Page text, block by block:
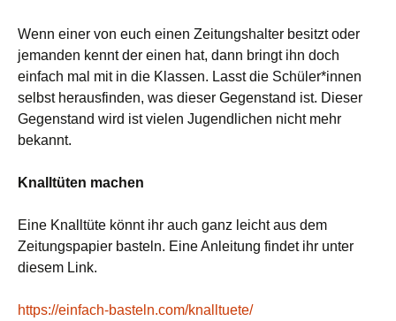
Wenn einer von euch einen Zeitungshalter besitzt oder
jemanden kennt der einen hat, dann bringt ihn doch
einfach mal mit in die Klassen. Lasst die Schüler*innen
selbst herausfinden, was dieser Gegenstand ist. Dieser
Gegenstand wird ist vielen Jugendlichen nicht mehr
bekannt.
Knalltüten machen
Eine Knalltüte könnt ihr auch ganz leicht aus dem
Zeitungspapier basteln. Eine Anleitung findet ihr unter
diesem Link.
https://einfach-basteln.com/knalltuete/